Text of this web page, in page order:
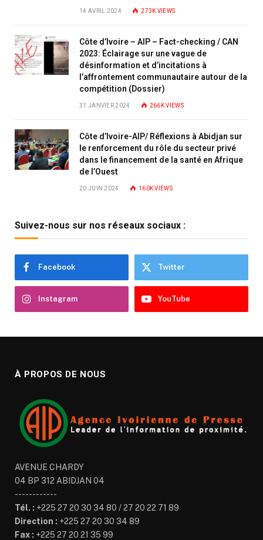
14 AVRIL 2024 273KVIEWS
Côte d’Ivoire – AIP – Fact-checking / CAN
2023: Éclairage sur une vague de
désinformation et d’incitations à
l’affrontement communautaire autour de la
compétition (Dossier)
31 JANVIER 2024 266KVIEWS
Côte d’Ivoire-AIP/ Réflexions à Abidjan sur
le renforcement du rôle du secteur privé
dans le financement de la santé en Afrique
de l’Ouest
20 JUIN 2024 160KVIEWS
Suivez-nous sur nos réseaux sociaux :
Facebook Twitter
Instagram YouTube
À PROPOS DE NOUS
AVENUE CHARDY
04 BP 312 ABIDJAN 04
------------
Tél. : +225 27 20 30 34 80 / 27 20 22 71 89
Direction : +225 27 20 30 34 89
Fax : +225 27 20 21 35 99